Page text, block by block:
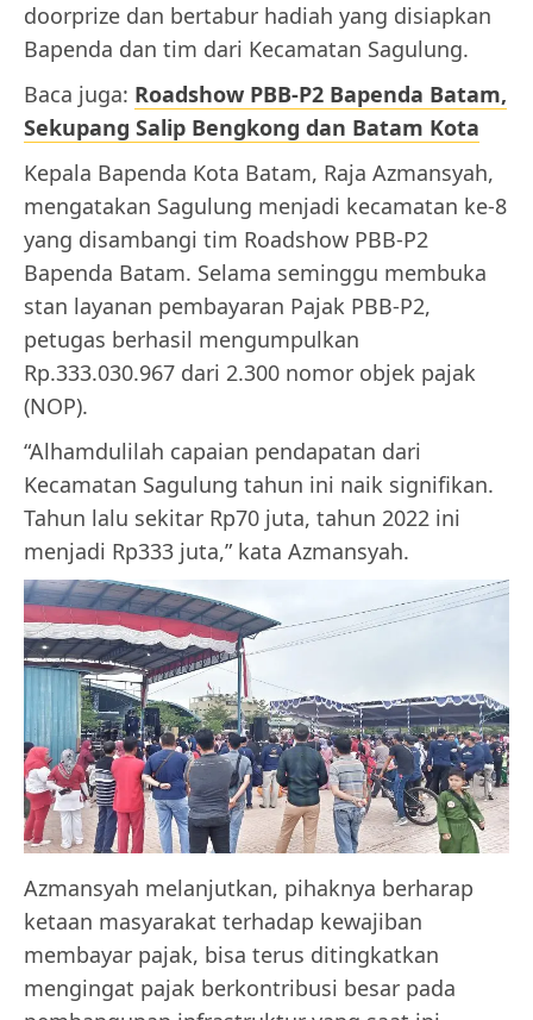
doorprize dan bertabur hadiah yang disiapkan
Bapenda dan tim dari Kecamatan Sagulung.
Baca juga: Roadshow PBB-P2 Bapenda Batam,
Sekupang Salip Bengkong dan Batam Kota
Kepala Bapenda Kota Batam, Raja Azmansyah,
mengatakan Sagulung menjadi kecamatan ke-8
yang disambangi tim Roadshow PBB-P2
Bapenda Batam. Selama seminggu membuka
stan layanan pembayaran Pajak PBB-P2,
petugas berhasil mengumpulkan
Rp.333.030.967 dari 2.300 nomor objek pajak
(NOP).
“Alhamdulilah capaian pendapatan dari
Kecamatan Sagulung tahun ini naik signifikan.
Tahun lalu sekitar Rp70 juta, tahun 2022 ini
menjadi Rp333 juta,” kata Azmansyah.
Azmansyah melanjutkan, pihaknya berharap
ketaan masyarakat terhadap kewajiban
membayar pajak, bisa terus ditingkatkan
mengingat pajak berkontribusi besar pada